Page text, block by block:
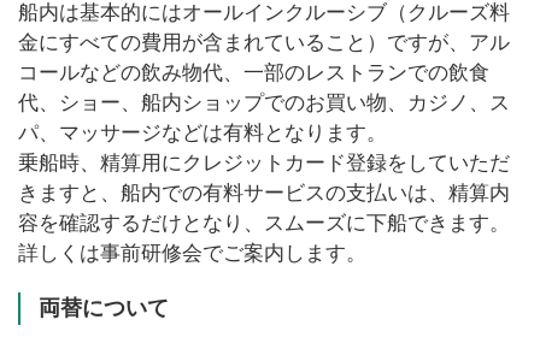
船内は基本的にはオールインクルーシブ（クルーズ料
金にすべての費用が含まれていること）ですが、アル
コールなどの飲み物代、一部のレストランでの飲食
代、ショー、船内ショップでのお買い物、カジノ、ス
パ、マッサージなどは有料となります。
乗船時、精算用にクレジットカード登録をしていただ
きますと、船内での有料サービスの支払いは、精算内
容を確認するだけとなり、スムーズに下船できます。
詳しくは事前研修会でご案内します。
両替について